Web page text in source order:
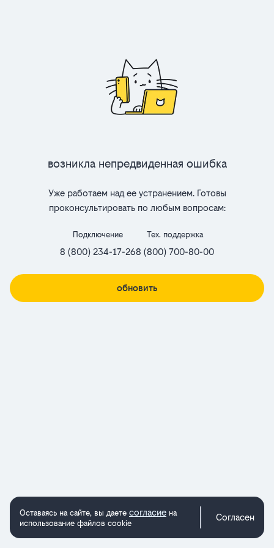
Возникла непредвиденная ошибка
Уже работаем над ее устранением. Готовы
проконсультировать по любым вопросам:
Подключение
8 (800) 234-17-26
Тех. поддержка
8 (800) 700-80-00
обновить
Оставаясь на сайте, вы даете согласие на
использование файлов cookie
Согласен